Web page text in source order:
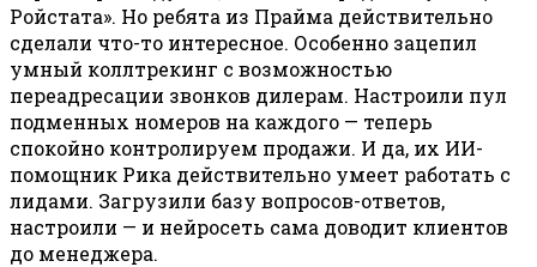
Ройстата». Но ребята из Прайма действительно
сделали что-то интересное. Особенно зацепил
умный коллтрекинг с возможностью
переадресации звонков дилерам. Настроили пул
подменных номеров на каждого — теперь
спокойно контролируем продажи. И да, их ИИ-
помощник Рика действительно умеет работать с
лидами. Загрузили базу вопросов-ответов,
настроили — и нейросеть сама доводит клиентов
до менеджера.